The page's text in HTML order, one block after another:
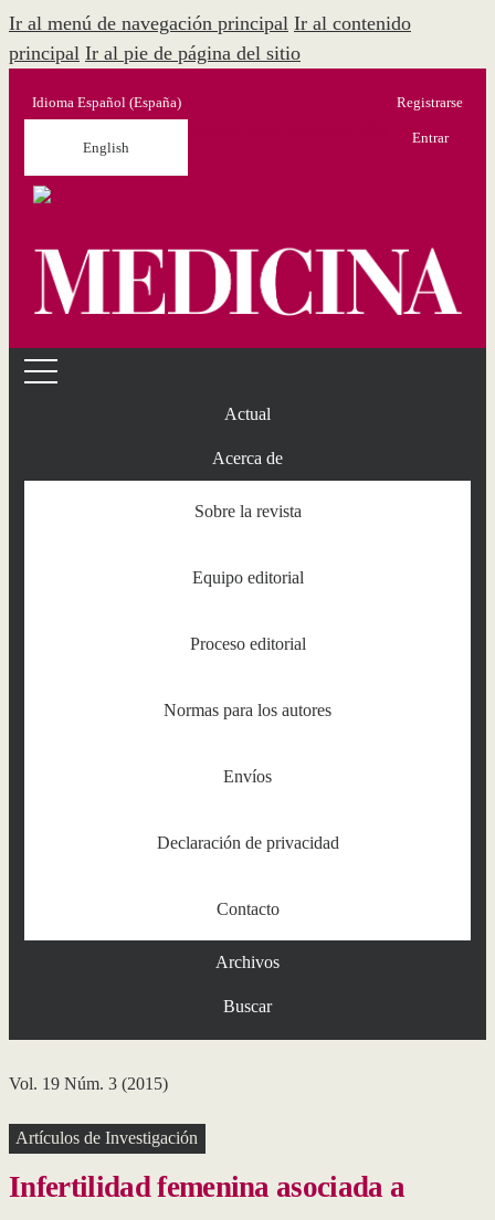
Ir al menú de navegación principal Ir al contenido
principal Ir al pie de página del sitio
Idioma Español (España)
English
Registrarse
Entrar
Actual
Acerca de
Sobre la revista
Equipo editorial
Proceso editorial
Normas para los autores
Envíos
Declaración de privacidad
Contacto
Archivos
Buscar
Vol. 19 Núm. 3 (2015)
Artículos de Investigación
Infertilidad femenina asociada a